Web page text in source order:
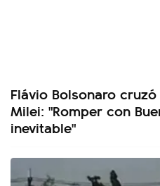
Flávio Bolsonaro
Milei: "Romper con
inevitable"